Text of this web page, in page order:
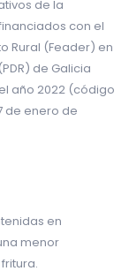
de la
con el
Rural (Feader) en
de Galicia
año 2022 (código
de enero de
en
menor